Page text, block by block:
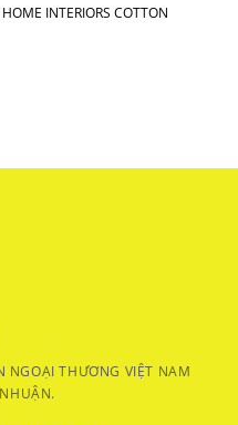
INTERIORS COTTON
NGOẠI THƯƠNG VIỆT NAM